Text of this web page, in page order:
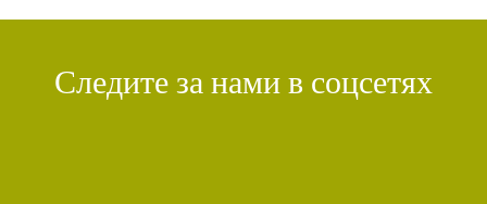
Следите за нами в соцсетях